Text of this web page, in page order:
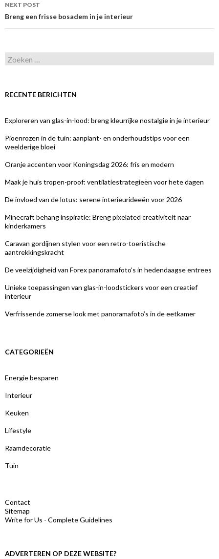
NEXT POST
Breng een frisse bosadem in je interieur
Zoeken
naar:
RECENTE BERICHTEN
Exploreren van glas-in-lood: breng kleurrijke nostalgie in je interieur
Pioenrozen in de tuin: aanplant- en onderhoudstips voor een
weelderige bloei
Oranje accenten voor Koningsdag 2026: fris en modern
Maak je huis tropen-proof: ventilatiestrategieën voor hete dagen
De invloed van de lotus: serene interieurideeën voor 2026
Minecraft behang inspiratie: Breng pixelated creativiteit naar
kinderkamers
Caravan gordijnen stylen voor een retro-toeristische
aantrekkingskracht
De veelzijdigheid van Forex panoramafoto’s in hedendaagse entrees
Unieke toepassingen van glas-in-loodstickers voor een creatief
interieur
Verfrissende zomerse look met panoramafoto’s in de eetkamer
CATEGORIEËN
Energie besparen
Interieur
Keuken
Lifestyle
Raamdecoratie
Tuin
Contact
Sitemap
Write for Us - Complete Guidelines
ADVERTEREN OP DEZE WEBSITE?